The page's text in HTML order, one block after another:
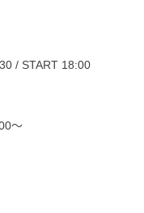
/ START 18:00
～